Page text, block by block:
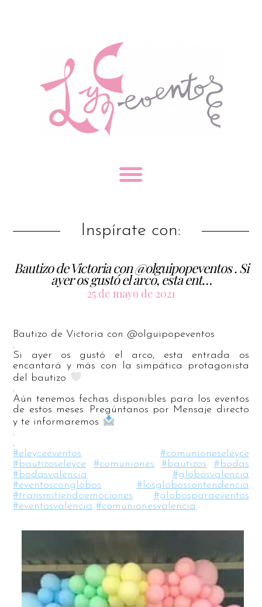
Inspírate con:
Bautizo de Victoria con @olguipopeventos . Si
ayer os gustó el arco, esta ent…
25 de mayo de 2021
Bautizo de Victoria con @olguipopeventos
.
Si ayer os gustó el arco, esta entrada os
encantará y más con la simpática protagonista
del bautizo
.
Aún tenemos fechas disponibles para los eventos
de estos meses. Pregúntanos por Mensaje directo
y te informaremos
.
.
#eleyceeventos
#comunioneseleyce
#bautizoseleyce
#comuniones #bautizos
#bodas
#bodasvalencia
#globosvalencia
#eventosconglobos
#losglobossontendencia
#transmitiendoemociones
#globosparaeventos
#eventosvalencia #comunionesvalencia